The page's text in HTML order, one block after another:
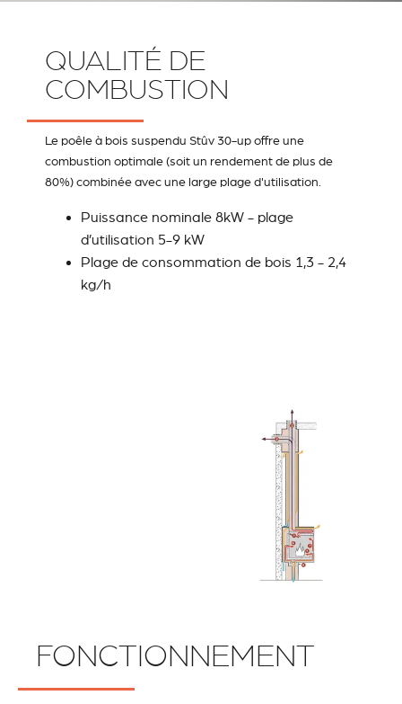
QUALITÉ DE
COMBUSTION
Le poêle à bois suspendu Stûv 30-up offre une
combustion optimale (soit un rendement de plus de
80%) combinée avec une large plage d'utilisation.
Puissance nominale 8kW - plage
d’utilisation 5-9 kW
Plage de consommation de bois 1,3 - 2,4
kg/h
FONCTIONNEMENT